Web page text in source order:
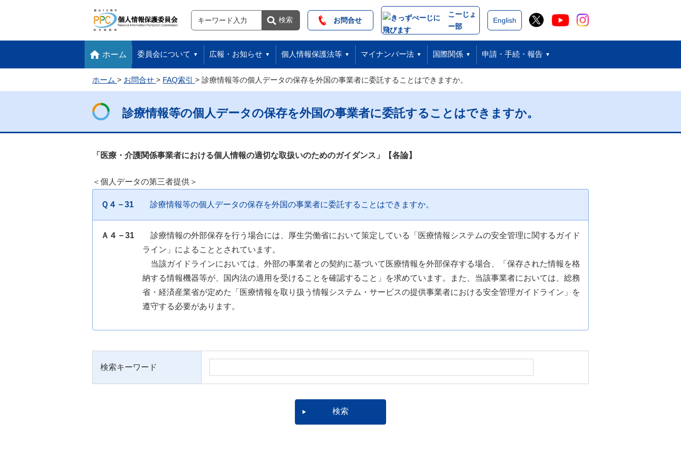
フッターへ移動します 閉じる
サイト内検索
検索 検索 お問合せ
こーじょ
ー部
English
ホーム 委員会について 広報・お知らせ 個人情報保護法等 マイナンバー法 国際関係 申請・手続・報告
ホーム お問合せ FAQ索引 診療情報等の個人データの保存を外国の事業者に委託することはできますか。
診療情報等の個人データの保存を外国の事業者に委託することはできますか。
「医療・介護関係事業者における個人情報の適切な取扱いのためのガイダンス」【各論】
＜個人データの第三者提供＞
Ｑ４－31 診療情報等の個人データの保存を外国の事業者に委託することはできますか。
Ａ４－31
診療情報の外部保存を行う場合には、厚生労働省において策定している「医療情報システムの安全管理に関するガイド
ライン」によることとされています。
当該ガイドラインにおいては、外部の事業者との契約に基づいて医療情報を外部保存する場合、「保存された情報を格
納する情報機器等が、国内法の適用を受けることを確認すること」を求めています。また、当該事業者においては、総務
省・経済産業省が定めた「医療情報を取り扱う情報システム・サービスの提供事業者における安全管理ガイドライン」を
遵守する必要があります。
検索キーワード